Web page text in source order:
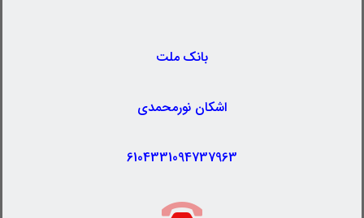
بانک ملت
اشکان نورمحمدی
6104331094737963